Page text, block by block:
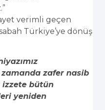
verimli geçen
Türkiye’ye dönüş
zafer nasib
bütün
yeniden